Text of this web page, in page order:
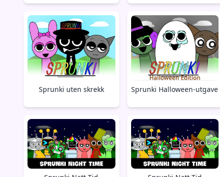
Sprunki uten skrekk Sprunki Halloween-utgave